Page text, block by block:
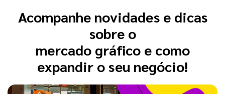
Acompanhe novidades e dicas
sobre o
mercado gráfico e como
expandir o seu negócio!